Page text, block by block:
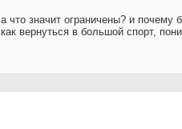
а что значит ограничены? и
как вернуться в большой спорт,